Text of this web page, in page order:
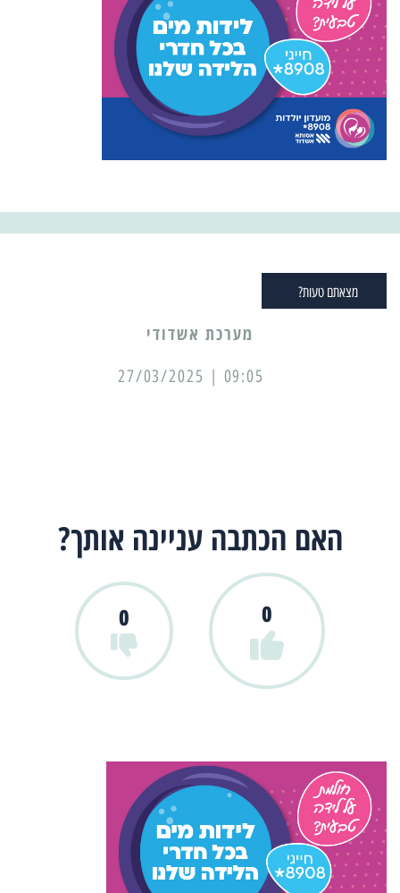
מצאתם טעות?
מערכת אשדודי
09:05 | 27/03/2025
האם הכתבה עניינה אותך?
0
0